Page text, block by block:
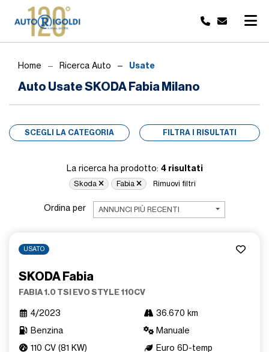
Auto Usate SKODA Fabia Milano
Home Ricerca Auto Usate
SCEGLI LA CATEGORIA FILTRA I RISULTATI
La ricerca ha prodotto: 4 risultati
Skoda Fabia Rimuovi filtri
Ordina per ANNUNCI PIÙ RECENTI
USATO
SKODA Fabia
FABIA 1.0 TSI EVO STYLE 110CV
4/2023
36.670 km
Benzina
Manuale
110 CV (81 KW)
Euro 6D-temp